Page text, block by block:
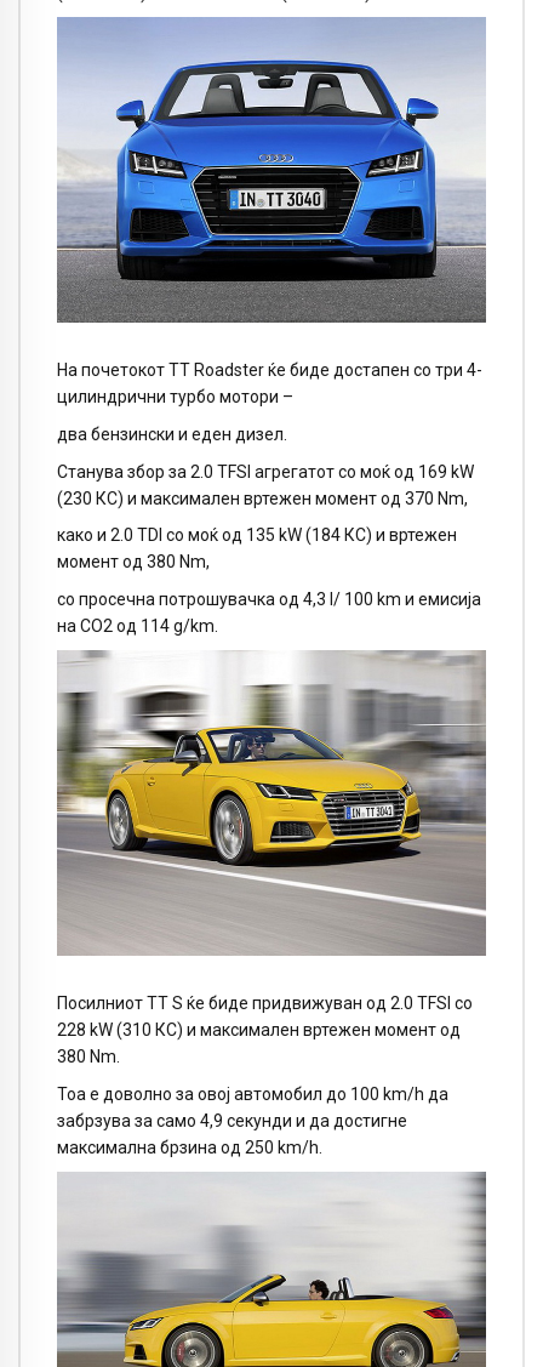
На почетокот ТТ Roadster ќе биде достапен со три 4-
цилиндрични турбо мотори –
два бензински и еден дизел.
Станува збор за 2.0 TFSI агрегатот со моќ од 169 kW
(230 КС) и максимален вртежен момент од 370 Nm,
како и 2.0 TDI со моќ од 135 kW (184 КС) и вртежен
момент од 380 Nm,
со просечна потрошувачка од 4,3 l/ 100 km и емисија
на CO2 од 114 g/km.
Посилниот ТТ S ќе биде придвижуван од 2.0 TFSI со
228 kW (310 КС) и максимален вртежен момент од
380 Nm.
Тоа е доволно за овој автомобил до 100 km/h да
забрзува за само 4,9 секунди и да достигне
максимална брзина од 250 km/h.